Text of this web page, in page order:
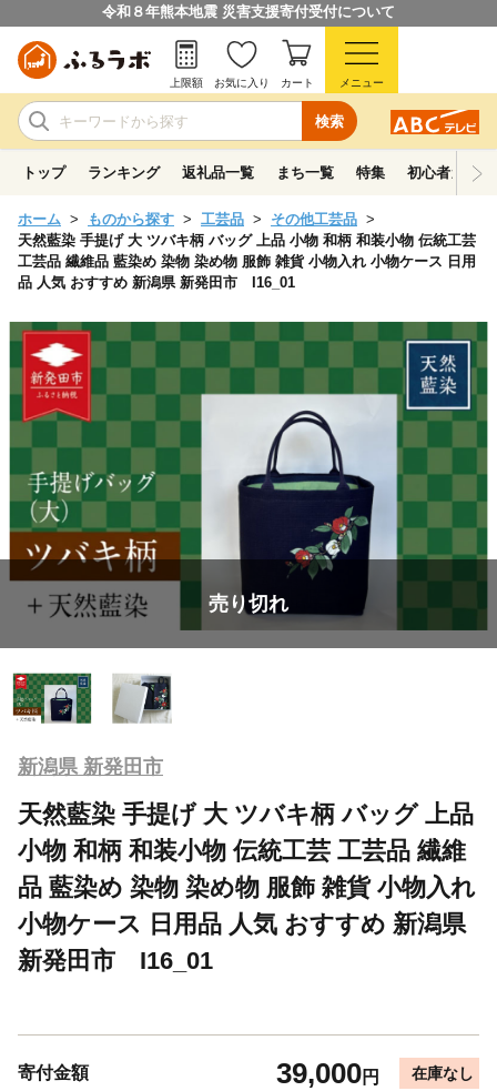
令和８年熊本地震 災害支援寄付受付について
検索
上限額 お気に入り カート メニュー
トップ ランキング 返礼品一覧 まち一覧 特集 初心者ガイド
ホーム ものから探す 工芸品
その他工芸品
天然藍染 手提げ 大 ツバキ柄 バッグ 上品 小物 和柄 和装小物 伝統工芸
工芸品 繊維品 藍染め 染物 染め物 服飾 雑貨 小物入れ 小物ケース 日用
品 人気 おすすめ 新潟県 新発田市 I16_01
売り切れ
新潟県 新発田市
天然藍染 手提げ 大 ツバキ柄 バッグ 上品
小物 和柄 和装小物 伝統工芸 工芸品 繊維
品 藍染め 染物 染め物 服飾 雑貨 小物入れ
小物ケース 日用品 人気 おすすめ 新潟県
新発田市 I16_01
寄付金額 39,000円 在庫なし